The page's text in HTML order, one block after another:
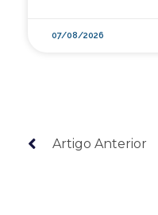
07/08/2026
Artigo Anterior